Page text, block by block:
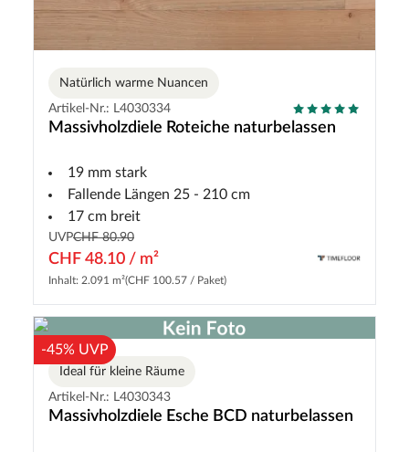
Natürlich warme Nuancen
Artikel-Nr.: L4030334
Massivholzdiele Roteiche naturbelassen
19 mm stark
Fallende Längen 25 - 210 cm
17 cm breit
UVPCHF 80.90
CHF 48.10 / m²
Inhalt: 2.091 m²(CHF 100.57 / Paket)
-45% UVP
Ideal für kleine Räume
Artikel-Nr.: L4030343
Massivholzdiele Esche BCD naturbelassen